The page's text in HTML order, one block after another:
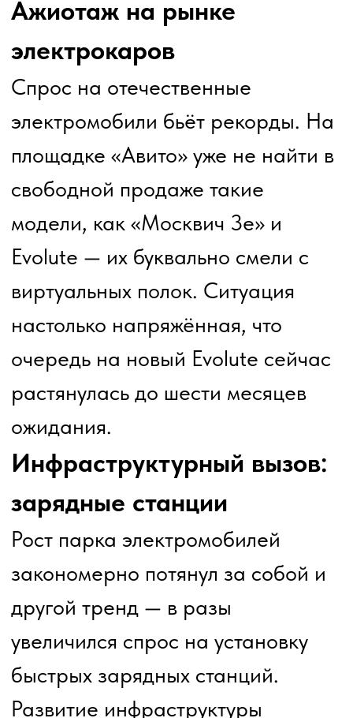
закономерно потянул за собой и
другой тренд — в разы
увеличился спрос на установку
быстрых зарядных станций.
Развитие инфраструктуры
становится ключевым фактором,
который определяет, насколько
комфортным будет владение
электрокаром.
СПРОС НА ЭЛЕКТРОМОБИЛИ В
РОССИИ ПО ИТОГАМ ЯНВАРЯ-
МАЯ ВЫРОСЛИ НА 19%
Ключевые факты аналитики
продаж новых электрокаров за
первые пять месяцев 2026 года
на основе официальных данных
Минпромторга и агентства
положительную динамику.
📈 Главные цифры и динамика:
мае по сравнению с апрелем
2026 года. Если в апреле было
реализовано 906
ед.электромобилей, то в мае
показатель вырос до 1 282
единиц.